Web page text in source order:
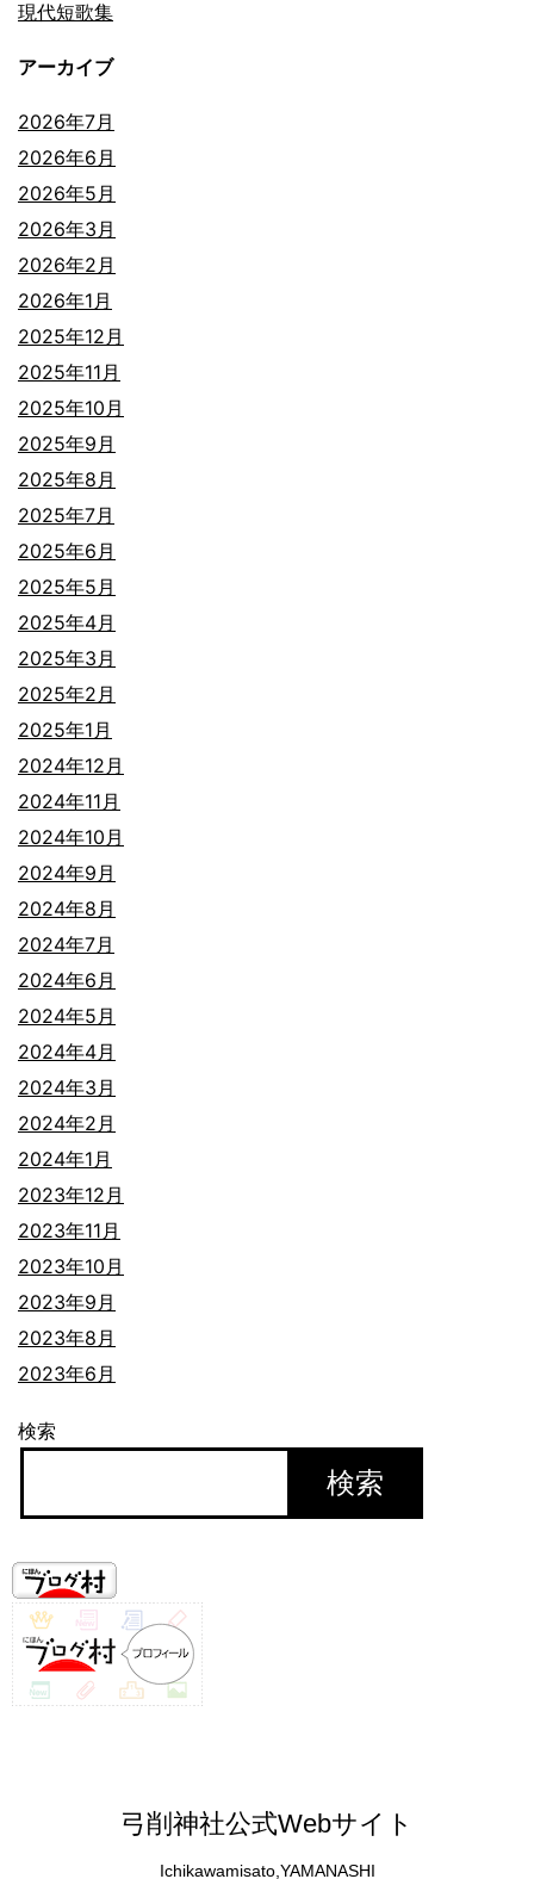
現代短歌集
アーカイブ
2026年7月
2026年6月
2026年5月
2026年3月
2026年2月
2026年1月
2025年12月
2025年11月
2025年10月
2025年9月
2025年8月
2025年7月
2025年6月
2025年5月
2025年4月
2025年3月
2025年2月
2025年1月
2024年12月
2024年11月
2024年10月
2024年9月
2024年8月
2024年7月
2024年6月
2024年5月
2024年4月
2024年3月
2024年2月
2024年1月
2023年12月
2023年11月
2023年10月
2023年9月
2023年8月
2023年6月
検索
検索
弓削神社公式Webサイト
Ichikawamisato,YAMANASHI